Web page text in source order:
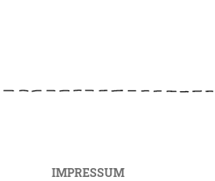
IMPRESSUM